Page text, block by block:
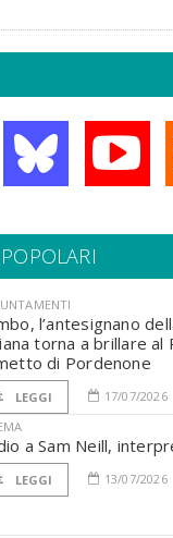
l’antesignano
torna a brillare al
di Pordenone
LEGGI
17/07/2026
a Sam Neill,
LEGGI 13/07/2026